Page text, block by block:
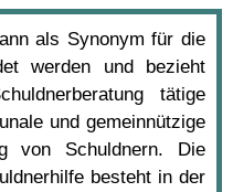
als Synonym für die
werden und bezieht
tätige
und gemeinnützige
von Schuldnern. Die
besteht in der